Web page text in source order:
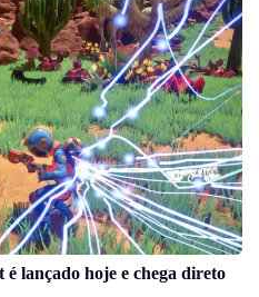
é lançado hoje e chega direto